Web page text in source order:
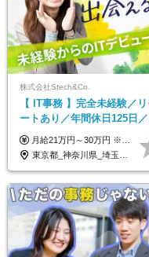
株式会社Stech&Co.
【 IT事務 】完全未経験／
ートあり／年間休日125日
業なし／産休育休あり／服
装・髪型自由／毎年昇給
月給21万円～30万円 ※試用期間3ヶ月間の待遇に変動はありません。 ※みなし残業代(月20時間分29,725円～)を含む。（※超過分は追加支給）
東京都_神奈川県_埼玉県_千葉県_大阪府_愛知県_北海道_青森県_岩手県_宮城県_秋田県_山形県_福島県_茨城県_栃木県_群馬県_新潟県_山梨県_長野県_富山県_石川県_福井県_静岡県_岐阜県_三重県_兵庫県_京都府_滋賀県_奈良県_和歌山県_広島県_岡山県_鳥取県_島根県_山口県_徳島県_香川県_愛媛県_高知県_福岡県_熊本県_佐賀県_長崎県_大分県_宮崎県_鹿児島県_沖縄県